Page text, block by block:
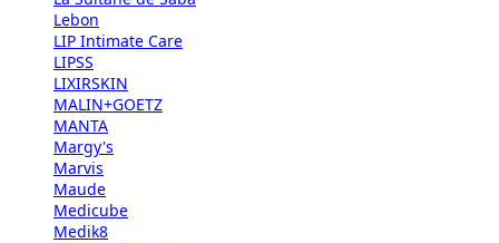
Lebon
LIP Intimate Care
LIPSS
LIXIRSKIN
MALIN+GOETZ
MANTA
Margy's
Marvis
Maude
Medicube
Medik8